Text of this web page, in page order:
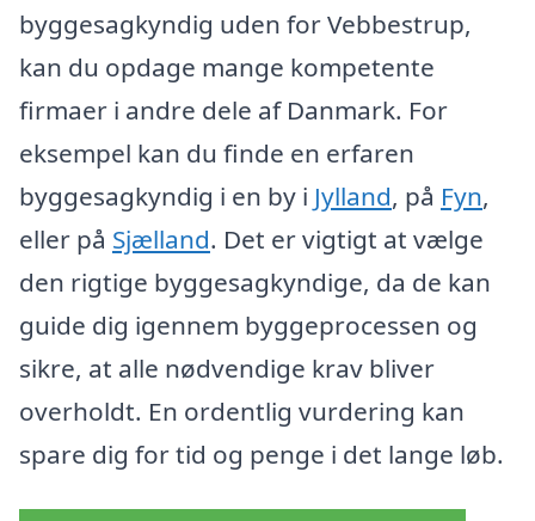
byggesagkyndig uden for Vebbestrup,
kan du opdage mange kompetente
firmaer i andre dele af Danmark. For
eksempel kan du finde en erfaren
byggesagkyndig i en by i Jylland, på Fyn,
eller på Sjælland. Det er vigtigt at vælge
den rigtige byggesagkyndige, da de kan
guide dig igennem byggeprocessen og
sikre, at alle nødvendige krav bliver
overholdt. En ordentlig vurdering kan
spare dig for tid og penge i det lange løb.